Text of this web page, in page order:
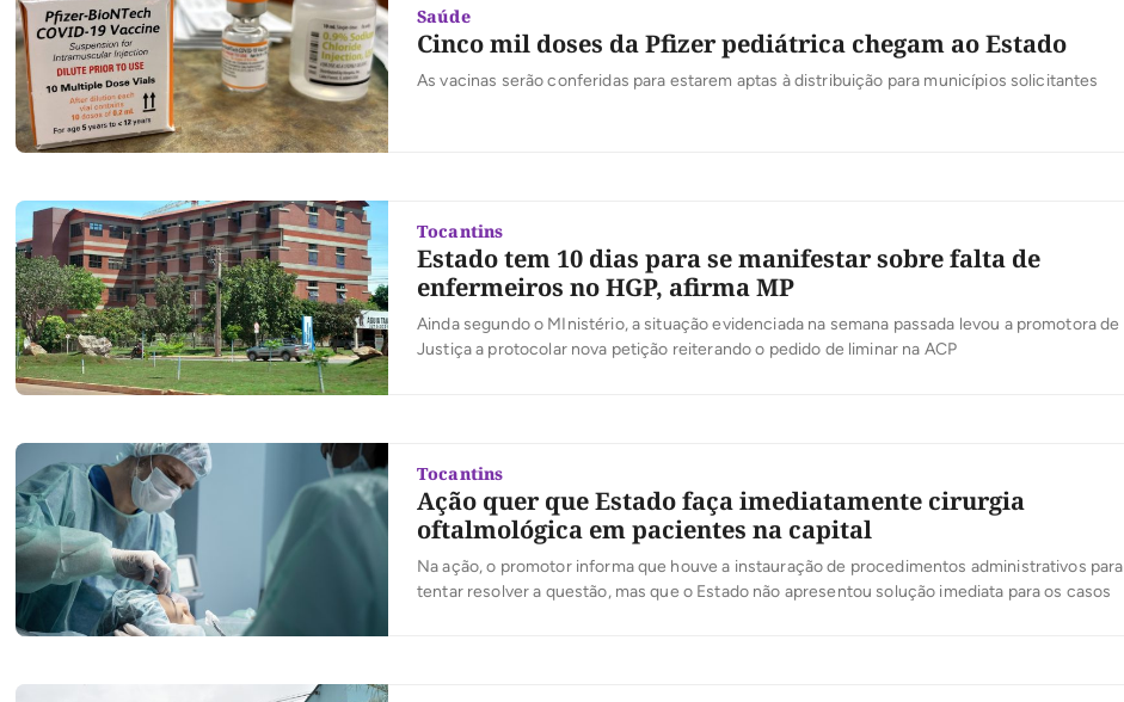
Saúde
Cinco mil doses da Pfizer pediátrica chegam ao Estado
As vacinas serão conferidas para estarem aptas à distribuição para municípios solicitantes
Tocantins
Estado tem 10 dias para se manifestar sobre falta de
enfermeiros no HGP, afirma MP
Ainda segundo o MInistério, a situação evidenciada na semana passada levou a promotora de
Justiça a protocolar nova petição reiterando o pedido de liminar na ACP
Tocantins
Ação quer que Estado faça imediatamente cirurgia
oftalmológica em pacientes na capital
Na ação, o promotor informa que houve a instauração de procedimentos administrativos para
tentar resolver a questão, mas que o Estado não apresentou solução imediata para os casos